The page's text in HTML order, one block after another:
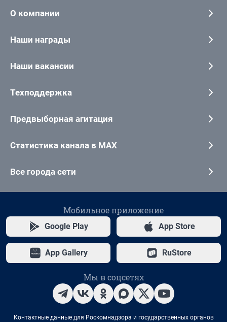
О компании
Наши награды
Наши вакансии
Техподдержка
Предвыборная агитация
Статистика канала в MAX
Все города сети
Мобильное приложение
Google Play App Store
App Gallery RuStore
Мы в соцсетях
Контактные данные для Роскомнадзора и государственных органов